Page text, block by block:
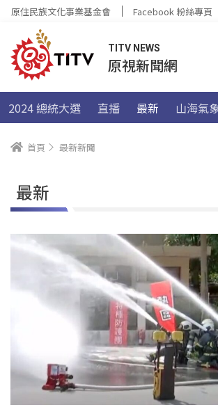
原住民族文化事業基金會 Facebook 粉絲專頁
TITV NEWS
原視新聞網
2024 總統大選 直播 最新 山海氣
首頁 最新新聞
最新